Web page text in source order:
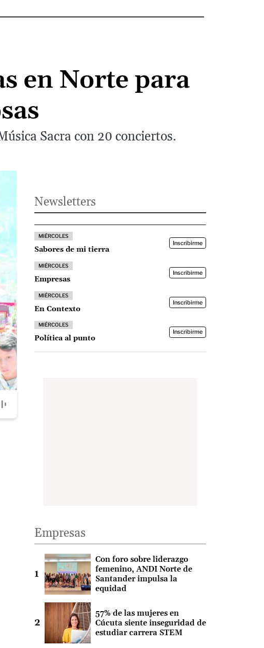
en Norte para
Sacra con 20 conciertos.
Newsletters
MIÉRCOLES
Sabores de mi tierra
Inscribirme
MIÉRCOLES
Empresas
Inscribirme
MIÉRCOLES
En Contexto
Inscribirme
MIÉRCOLES
Política al punto
Inscribirme
Empresas
Con foro sobre liderazgo
femenino, ANDI Norte de
Santander impulsa la
equidad
57% de las mujeres en
Cúcuta siente inseguridad de
estudiar carrera STEM